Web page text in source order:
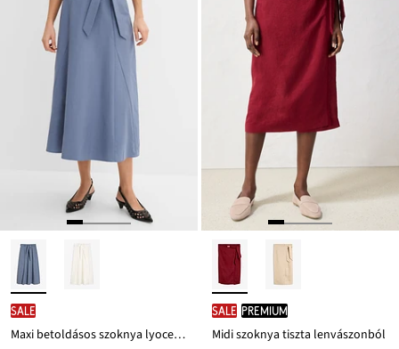
SALE
Maxi betoldásos szoknya lyocellel
SALE PREMIUM
Midi szoknya tiszta lenvászonból